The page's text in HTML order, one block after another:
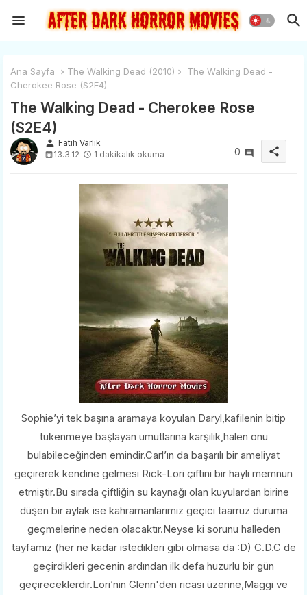
Ana Sayfa The Walking Dead (2010)
The Walking Dead -
Cherokee Rose (S2E4)
The Walking Dead - Cherokee Rose
(S2E4)
person Fatih Varlık
13.3.12
1 dakikalık okuma 0 share
Sophie’yi tek başına aramaya koyulan Daryl,kafilenin bitip
tükenmeye başlayan umutlarına karşılık,halen onu
bulabileceğinden emindir.Carl’ın da başarılı bir ameliyat
geçirerek kendine gelmesi Rick-Lori çiftini bir hayli memnun
etmiştir.Bu sırada çiftliğin su kaynağı olan kuyulardan birine
düşen bir aylak ise kahramanlarımız geçici taarruz duruma
geçmelerine neden olacaktır.Neyse ki sorunu halleden
tayfamız (her ne kadar istedikleri gibi olmasa da :D) C.D.C de
geçirdikleri gecenin ardından ilk defa huzurlu bir gün
geçireceklerdir.Lori’nin Glenn'den ricası üzerine,Maggi ve